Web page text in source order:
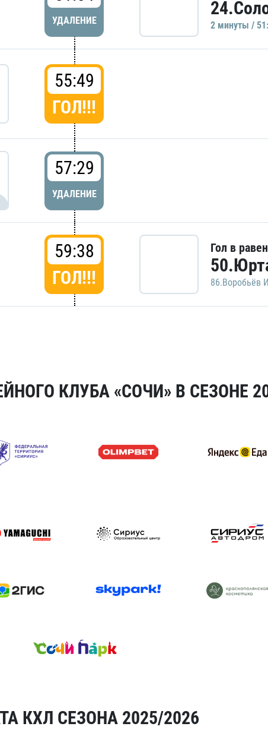
УДАЛЕНИЕ 2 минуты /
55:49
ГОЛ!!!
57:29
УДАЛЕНИЕ
59:38
ГОЛ!!!
Гол в
86.Воробьёв
КЛУБА «СОЧИ» В СЕЗОНЕ
КХЛ СЕЗОНА 2025/2026